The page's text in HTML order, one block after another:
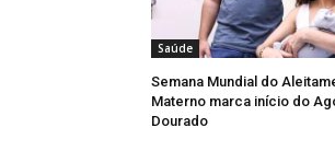
Saúde
Semana Mundial do
Materno marca início do
Dourado